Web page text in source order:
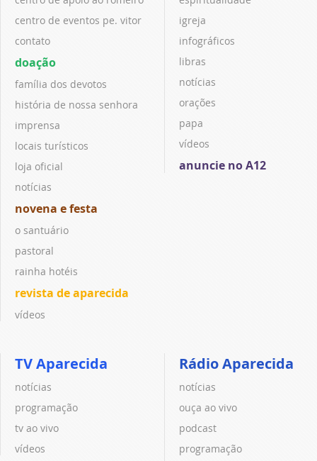
centro de eventos pe. vitor
contato
doação
família dos devotos
história de nossa senhora
imprensa
locais turísticos
loja oficial
notícias
novena e festa
o santuário
pastoral
rainha hotéis
revista de aparecida
vídeos
igreja
infográficos
libras
notícias
orações
papa
vídeos
anuncie no A12
TV Aparecida
notícias
programação
tv ao vivo
vídeos
Rádio Aparecida
notícias
ouça ao vivo
podcast
programação